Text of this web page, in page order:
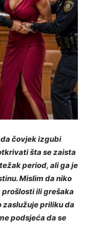
čovjek izgubi
šta se zaista
period, ali ga je
Mislim da niko
ili grešaka
zaslužuje priliku da
podsjeća da se